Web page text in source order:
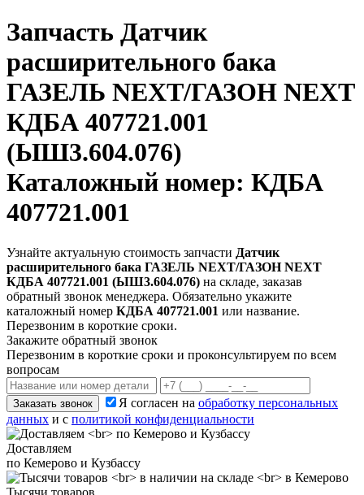
Запчасть Датчик
расширительного бака
ГАЗЕЛЬ NEXT/ГАЗОН NEXT
КДБА 407721.001
(ЫШ3.604.076)
Каталожный номер: КДБА
407721.001
Узнайте актуальную стоимость запчасти Датчик
расширительного бака ГАЗЕЛЬ NEXT/ГАЗОН NEXT
КДБА 407721.001 (ЫШ3.604.076) на складе, заказав
обратный звонок менеджера. Обязательно укажите
каталожный номер КДБА 407721.001 или название.
Перезвоним в короткие сроки.
Закажите обратный звонок
Перезвоним в короткие сроки и проконсультируем по всем
вопросам
Заказать звонок Я согласен на обработку персональных
данных и с политикой конфиденциальности
Доставляем
по Кемерово и Кузбассу
Тысячи товаров